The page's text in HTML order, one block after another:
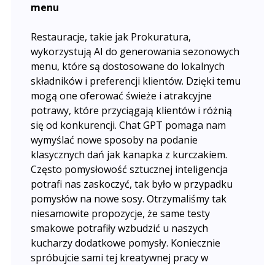
menu
Restauracje, takie jak Prokuratura,
wykorzystują AI do generowania sezonowych
menu, które są dostosowane do lokalnych
składników i preferencji klientów. Dzięki temu
mogą one oferować świeże i atrakcyjne
potrawy, które przyciągają klientów i różnią
się od konkurencji. Chat GPT pomaga nam
wymyślać nowe sposoby na podanie
klasycznych dań jak kanapka z kurczakiem.
Często pomysłowość sztucznej inteligencja
potrafi nas zaskoczyć, tak było w przypadku
pomysłów na nowe sosy. Otrzymaliśmy tak
niesamowite propozycje, że same testy
smakowe potrafiły wzbudzić u naszych
kucharzy dodatkowe pomysły. Koniecznie
spróbujcie sami tej kreatywnej pracy w